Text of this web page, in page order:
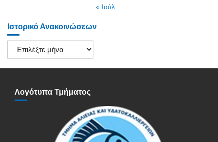
« Ιούλ
Ιστορικό Ανακοινώσεων
Ιστορικό
Ανακοινώσεων
Λογότυπα Τμήματος